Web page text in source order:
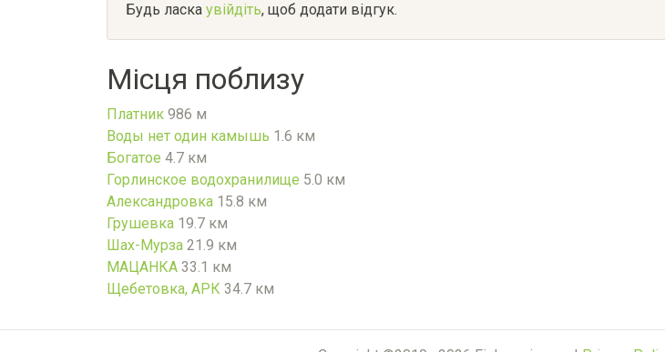
Будь ласка увійдіть, щоб додати відгук.
Місця поблизу
Платник 986 м
Воды нет один камышь 1.6 км
Богатое 4.7 км
Горлинское водохранилище 5.0 км
Александровка 15.8 км
Грушевка 19.7 км
Шах-Мурза 21.9 км
МАЦАНКА 33.1 км
Щебетовка, АРК 34.7 км